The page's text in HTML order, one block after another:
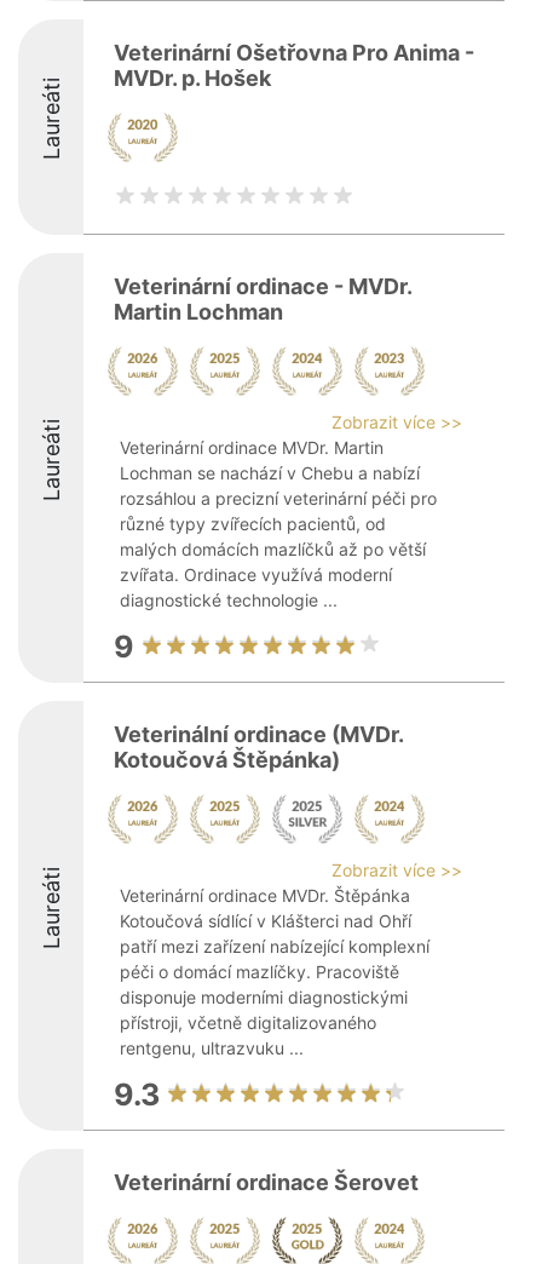
Laureáti
Veterinární Ošetřovna Pro Anima -
MVDr. p. Hošek
Laureáti
Veterinární ordinace - MVDr.
Martin Lochman
Zobrazit více >>
Veterinární ordinace MVDr. Martin
Lochman se nachází v Chebu a nabízí
rozsáhlou a precizní veterinární péči pro
různé typy zvířecích pacientů, od
malých domácích mazlíčků až po větší
zvířata. Ordinace využívá moderní
diagnostické technologie ...
9
Laureáti
Veterinální ordinace (MVDr.
Kotoučová Štěpánka)
Zobrazit více >>
Veterinární ordinace MVDr. Štěpánka
Kotoučová sídlící v Klášterci nad Ohří
patří mezi zařízení nabízející komplexní
péči o domácí mazlíčky. Pracoviště
disponuje moderními diagnostickými
přístroji, včetně digitalizovaného
rentgenu, ultrazvuku ...
9.3
Veterinární ordinace Šerovet